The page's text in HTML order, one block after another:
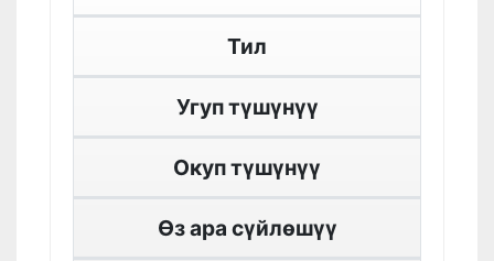
Тил
Угуп түшүнүү
Окуп түшүнүү
Өз ара сүйлөшүү